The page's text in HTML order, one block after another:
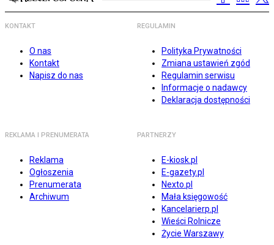
KONTAKT
O nas
Kontakt
Napisz do nas
REGULAMIN
Polityka Prywatności
Zmiana ustawień zgód
Regulamin serwisu
Informacje o nadawcy
Deklaracja dostępności
REKLAMA I PRENUMERATA
Reklama
Ogłoszenia
Prenumerata
Archiwum
PARTNERZY
E-kiosk.pl
E-gazety.pl
Nexto.pl
Mała księgowość
Kancelarierp.pl
Wieści Rolnicze
Życie Warszawy